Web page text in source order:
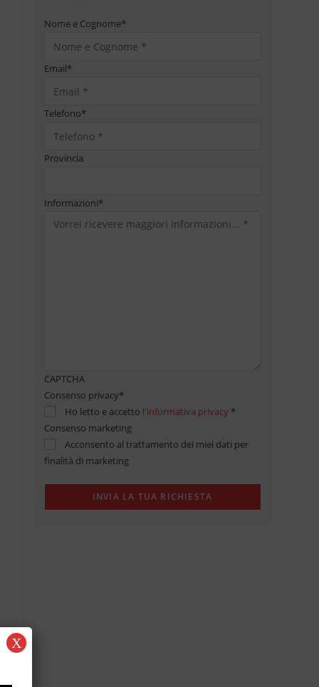
Nome e Cognome*
Email*
Telefono*
Provincia
Informazioni*
CAPTCHA
Consenso privacy*
Ho letto e accetto l'informativa privacy *
Consenso marketing
Acconsento al trattamento dei miei dati per
finalità di marketing
X